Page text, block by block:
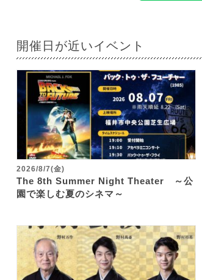
開催日が近いイベント
2026/8/7(金)
The 8th Summer Night Theater ～公
園で楽しむ夏のシネマ～